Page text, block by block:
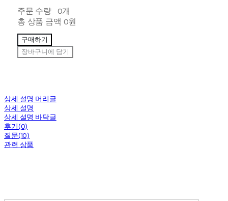
주문 수량
0개
총 상품 금액 0원
구매하기
장바구니에 담기
상세 설명 머리글
상세 설명
상세 설명 바닥글
후기(0)
질문(10)
관련 상품